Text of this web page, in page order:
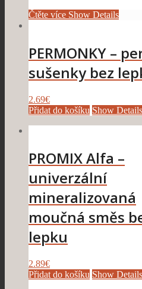
Čtěte více Show Details
PERMONKY –
sušenky bez
2.69€
Přidat do košíku Show Details
PROMIX Alfa –
univerzální
mineralizovaná
moučná směs
lepku
2.89€
Přidat do košíku Show Details